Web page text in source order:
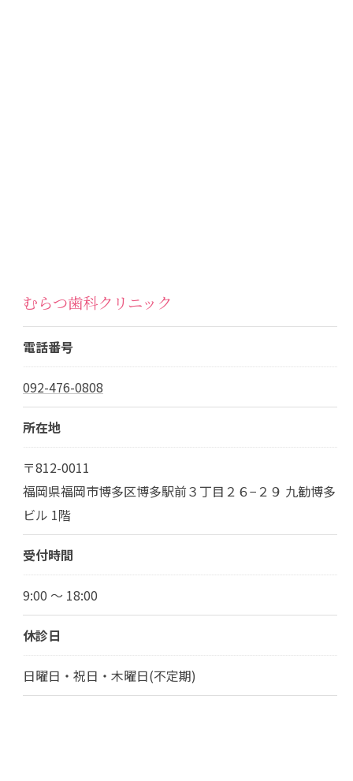
むらつ歯科クリニック
電話番号
092-476-0808
所在地
〒812-0011
福岡県福岡市博多区博多駅前３丁目２６−２９ 九勧博多
ビル 1階
受付時間
9:00 ～ 18:00
休診日
日曜日・祝日・木曜日(不定期)